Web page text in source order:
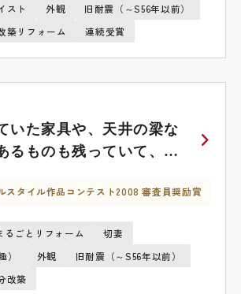
スト 外観
旧耐震（～S56年以前）
築リフォーム 連続受賞
いた家具や、天井の梁な
るものも残っていて、使
スタイル作品コンテスト2008 審査員奨励賞
るごとリフォーム
切妻
外観
旧耐震（～S56年以前）
改築